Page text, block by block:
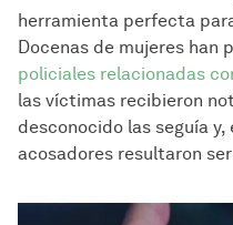
herramienta perfecta
Docenas de mujeres han
policiales relacionadas
las víctimas recibieron
desconocido las seguía
acosadores resultaron